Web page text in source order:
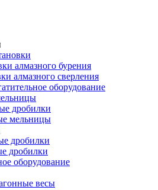
алмазного бурения
алмазного сверления
оборудование
дробилки
мельницы
дробилки
дробилки
оборудование
весы